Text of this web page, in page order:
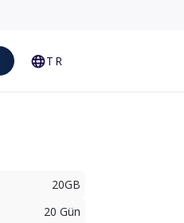
TR
20GB
20 Gün